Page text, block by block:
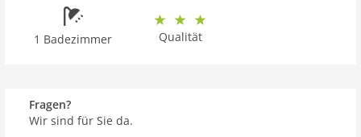
1 Badezimmer Qualität
Fragen?
Wir sind für Sie da.